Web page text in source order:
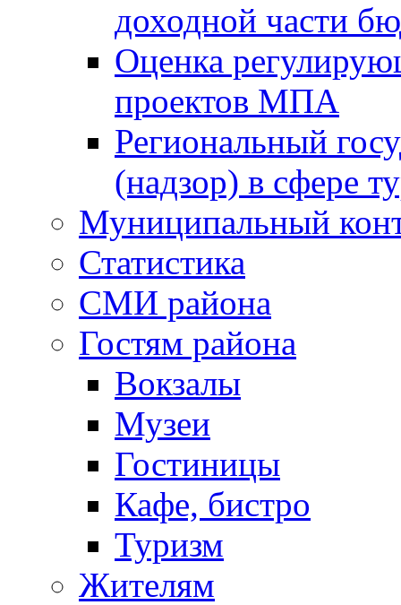
доходной части
Оценка
проектов МПА
Региональный
(надзор) в сфере
Муниципальный
Статистика
СМИ района
Гостям района
Вокзалы
Музеи
Гостиницы
Кафе, бистро
Туризм
Жителям